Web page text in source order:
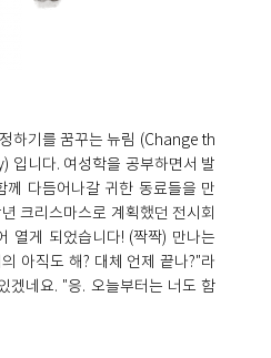
하기를 꿈꾸는 뉴림 (Change th
입니다. 여성학을 공부하면서 발
께 다듬어나갈 귀한 동료들을 만
크리스마스로 계획했던 전시회
열게 되었습니다! (짝짝) 만나는
아직도 해? 대체 언제 끝나?"라
겠네요. "응. 오늘부터는 너도 함